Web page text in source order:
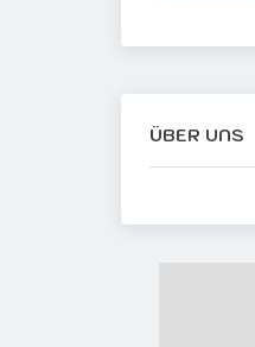
ÜBER UNS